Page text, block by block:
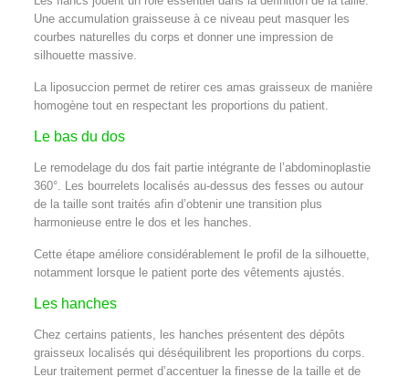
Une accumulation graisseuse à ce niveau peut masquer les
courbes naturelles du corps et donner une impression de
silhouette massive.
La liposuccion permet de retirer ces amas graisseux de manière
homogène tout en respectant les proportions du patient.
Le bas du dos
Le remodelage du dos fait partie intégrante de l’abdominoplastie
360°. Les bourrelets localisés au-dessus des fesses ou autour
de la taille sont traités afin d’obtenir une transition plus
harmonieuse entre le dos et les hanches.
Cette étape améliore considérablement le profil de la silhouette,
notamment lorsque le patient porte des vêtements ajustés.
Les hanches
Chez certains patients, les hanches présentent des dépôts
graisseux localisés qui déséquilibrent les proportions du corps.
Leur traitement permet d’accentuer la finesse de la taille et de